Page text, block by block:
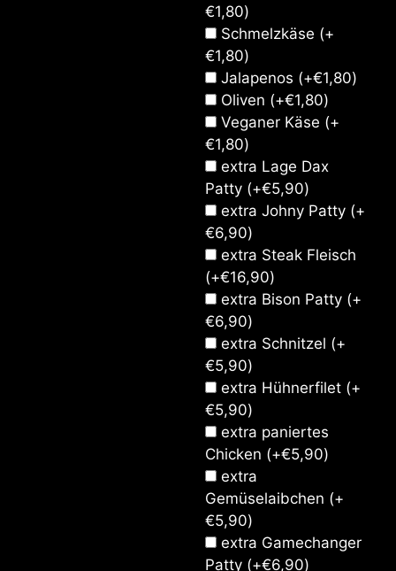
€1,80)
Schmelzkäse (+
€1,80)
Jalapenos (+€1,80)
Oliven (+€1,80)
Veganer Käse (+
€1,80)
extra Lage Dax
Patty (+€5,90)
extra Johny Patty (+
€6,90)
extra Steak Fleisch
(+€16,90)
extra Bison Patty (+
€6,90)
extra Schnitzel (+
€5,90)
extra Hühnerfilet (+
€5,90)
extra paniertes
Chicken (+€5,90)
extra
Gemüselaibchen (+
€5,90)
extra Gamechanger
Patty (+€6,90)